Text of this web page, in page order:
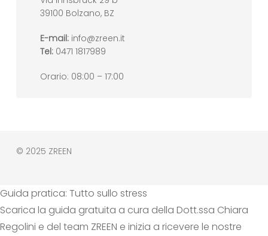
39100 Bolzano, BZ
E-mail: info@zreen.it
Tel: 0471 1817989
Orario: 08:00 – 17:00
© 2025 ZREEN
Guida pratica: Tutto sullo stress
Scarica la guida gratuita a cura della Dott.ssa Chiara
Regolini e del team ZREEN e inizia a ricevere le nostre